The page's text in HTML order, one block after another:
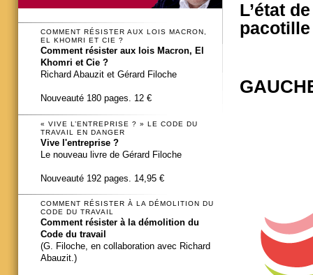
L’état
pacotille
COMMENT RÉSISTER AUX LOIS MACRON,
EL KHOMRI ET CIE ?
Comment résister aux lois Macron, El
Khomri et Cie ?
Richard Abauzit et Gérard Filoche
Nouveauté 180 pages. 12 €
« VIVE L’ENTREPRISE ? » LE CODE DU
TRAVAIL EN DANGER
Vive l'entreprise ?
Le nouveau livre de Gérard Filoche
Nouveauté 192 pages. 14,95 €
COMMENT RÉSISTER À LA DÉMOLITION DU
CODE DU TRAVAIL
Comment résister à la démolition du
Code du travail
(G. Filoche, en collaboration avec Richard
Abauzit.)